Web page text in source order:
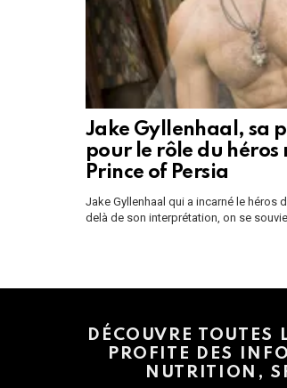
Jake Gyllenhaal, sa
pour le rôle du héros
Prince of Persia
Jake Gyllenhaal qui a incarné le héros
delà de son interprétation, on se
DÉCOUVRE TOUTES
PROFITE DES
NUTRITION,